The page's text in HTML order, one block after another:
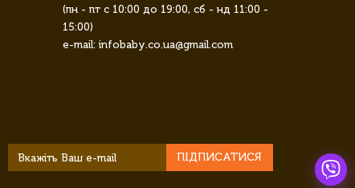
(пн - пт с 10:00 до 19:00, сб - нд 11:00 -
15:00)
e-mail: infobaby.co.ua@gmail.com
ПІДПИСАТИСЯ